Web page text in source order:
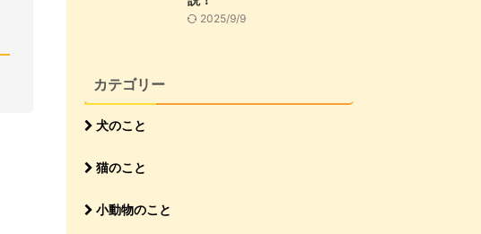
2025/9/9
カテゴリー
犬のこと
猫のこと
小動物のこと